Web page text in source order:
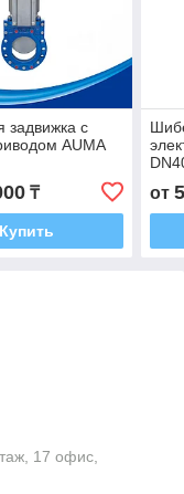
задвижка с
AUMA
₸
Купить
от
17 офис,